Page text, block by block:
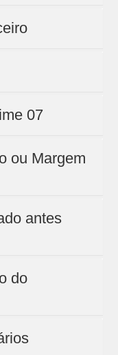
07
ou Margem
antes
do